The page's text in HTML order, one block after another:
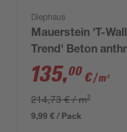
Diephaus
Mauerstein 'T-Wall
Trend' Beton
45 x 22,5 x 16,5 cm
135,00 €/ m²
214,73 € / m²
9,99 € / Pack